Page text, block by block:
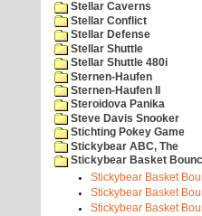
Stellar Caverns
Stellar Conflict
Stellar Defense
Stellar Shuttle
Stellar Shuttle 480i
Sternen-Haufen
Sternen-Haufen II
Steroidova Panika
Steve Davis Snooker
Stichting Pokey Game
Stickybear ABC, The
Stickybear Basket
Stickybear Basket
Stickybear Basket
Stickybear Basket